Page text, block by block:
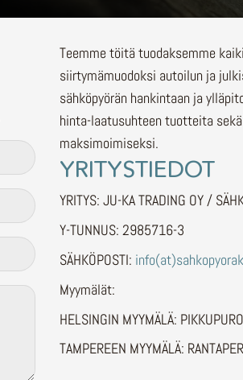
Teemme töitä tuodaksemme
siirtymämuodoksi autoilun ja
sähköpyörän hankintaan ja
hinta-laatusuhteen tuotteita
maksimoimiseksi.
YRITYSTIEDOT
YRITYS: JU-KA TRADING OY /
Y-TUNNUS: 2985716-3
SÄHKÖPOSTI:
Myymälät:
HELSINGIN MYYMÄLÄ:
TAMPEREEN MYYMÄLÄ: